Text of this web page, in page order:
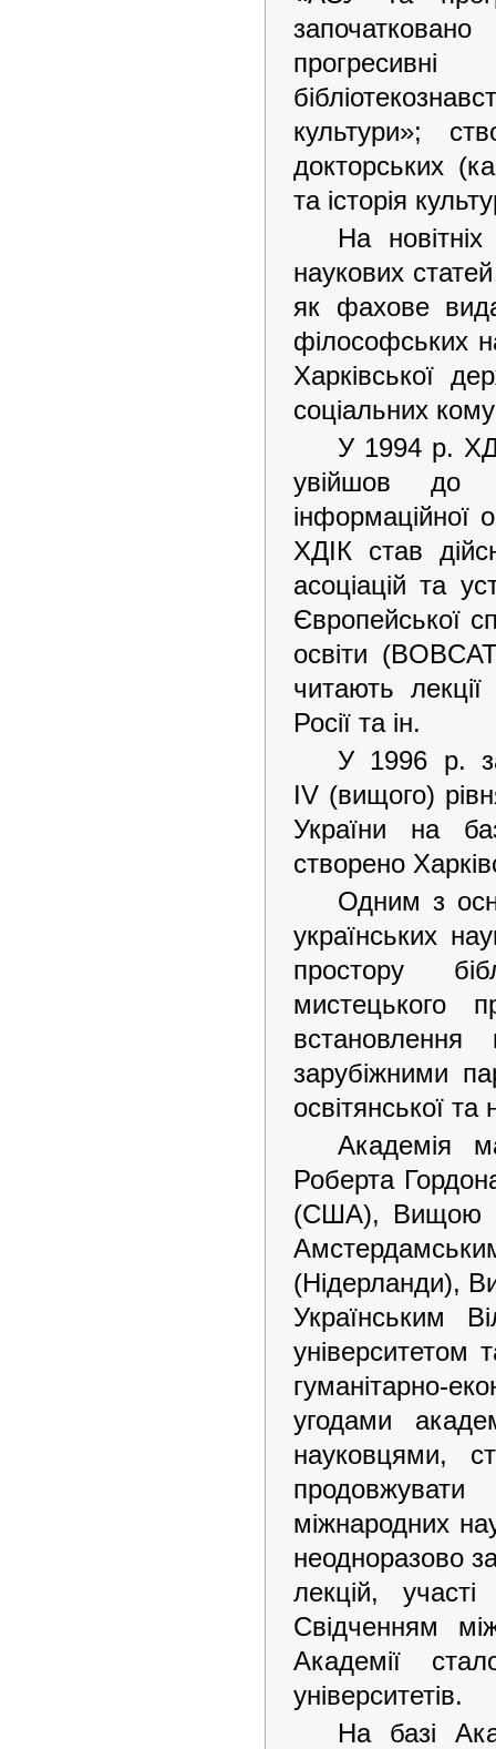
прогресивні
культури»;
докторських
та історія
На
наукових
як фахове
філософських
Харківської
соціальних
У 1994 р.
увійшов до
інформаційної
ХДІК став
асоціацій та
Європейської
освіти
читають
Росії та ін.
У 1996 р.
IV (вищого)
України на
створено
Одним з
українських
простору
мистецького
встановлення
зарубіжними
освітянської
Академія
Роберта
(США), Вищою
(Нідерланди),
Українським
університетом
гуманітарно-
угодами
науковцями,
міжнародних
неодноразово
лекцій,
Свідченням
Академії
університетів.
На базі